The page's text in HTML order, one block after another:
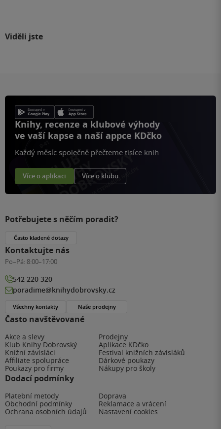
Viděli jste
Knihy, recenze a klubové výhody
ve vaší kapse a naší appce KDčko
Každý měsíc společně přečteme tisíce knih
Více o aplikaci Více o klubu
Často navštěvované
Akce a slevy
Prodejny
Klub Knihy Dobrovský
Aplikace KDčko
Knižní závisláci
Festival knižních závisláků
Affiliate spolupráce
Dárkové poukazy
Poukazy pro firmy
Nákupy pro školy
Dodací podmínky
Platební metody
Doprava
Obchodní podmínky
Reklamace a vrácení
Ochrana osobních údajů
Nastavení cookies
Potřebujete s něčím poradit?
Často kladené dotazy
Kontaktujte nás
Po–Pá: 8:00–17:00
542 220 320
poradime@knihydobrovsky.cz
Všechny kontakty Naše prodejny